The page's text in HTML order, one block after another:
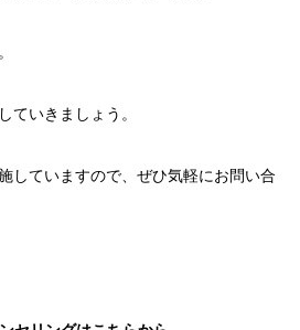
ていきましょう。
していますので、ぜひ気軽にお問い合